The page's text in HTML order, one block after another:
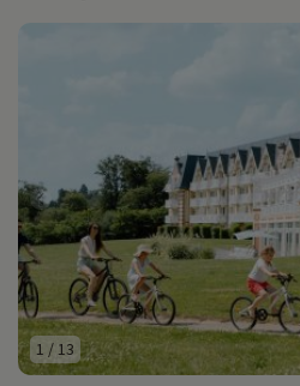
Descubre lo fácil que es organizar unas
1 /13